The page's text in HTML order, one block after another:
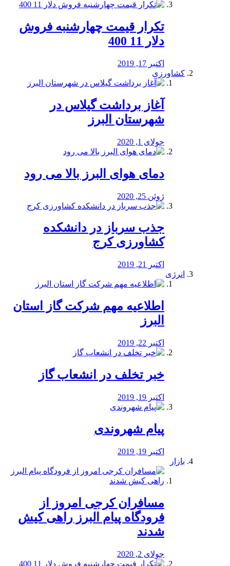
تکرار قیمت چهارشنبه فروش
دلار 11 400
اکتبر 17, 2019
کشاورزی
آغاز برداشت گیلاس در
شهرستان البرز
جولای 1, 2020
دمای هوای البرز بالا می رود
ژوئن 25, 2020
جذب سرباز در دانشکده
کشاورزی کرج
اکتبر 21, 2019
انرژی
️اطلاعیه مهم شرکت گاز استان
البرز
اکتبر 22, 2019
خبر تخلف در انشعاب گاز
اکتبر 19, 2019
پیام شهروندی
اکتبر 19, 2019
بازار
مسافران کرجی امروز از
فرودگاه پیام البرز راهی کیش
شدند
جولای 2, 2020